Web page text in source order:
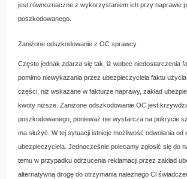
jest równoznaczne z wykorzystaniem ich przy naprawie
poszkodowanego.
Zaniżone odszkodowanie z OC sprawcy
Często jednak zdarza się tak, iż wobec niedostarczenia
pomimo niewykazania przez ubezpieczyciela faktu
części, niż wskazane w fakturze naprawy, zakład
kwoty niższe. Zaniżone odszkodowanie OC jest
poszkodowanego, ponieważ nie wystarcza na pokrycie
ma służyć. W tej sytuacji istnieje możliwość odwołania od
ubezpieczyciela. Jednocześnie polecamy zgłosić się do
temu w przypadku odrzucenia reklamacji przez zakład
alternatywną drogę do otrzymania należnego Ci